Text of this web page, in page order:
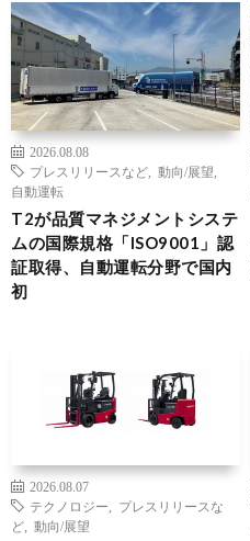
2026.08.08
プレスリリースなど
動向/展望
自動運転
T2が品質マネジメントシステ
ムの国際規格「ISO9001」認
証取得、自動運転分野で国内
初
2026.08.07
テクノロジー
プレスリリースな
ど
動向/展望